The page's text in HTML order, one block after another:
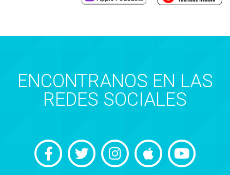
ENCONTRANOS EN LAS
REDES SOCIALES